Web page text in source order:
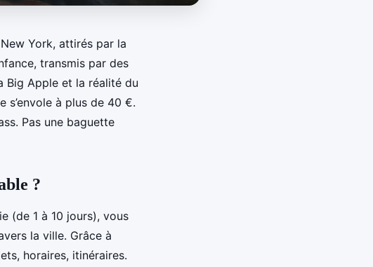
York, attirés par la
transmis par des
Big Apple et la réalité du
s’envole à plus de 40 €.
Pas une baguette
?
(de 1 à 10 jours), vous
la ville. Grâce à
horaires, itinéraires.